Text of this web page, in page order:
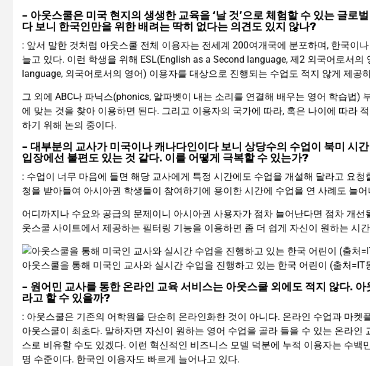
– 아웃스쿨은 미국 현지의 생생한 교육을 ‘날 것’으로 체험할 수 있는 글로
다 보니 한국인만을 위한 배려는 딱히 없다는 의견도 있지 않나?
: 앞서 말한 것처럼 아웃스쿨 전체 이용자는 전세계 200여개국에 분포하며, 한국이
늘고 있다. 이런 학생을 위해 ESL(English as a Second language, 제2 외국어로서의
language, 외국어로서의 영어) 이용자를 대상으로 진행되는 수업도 적지 않게 제공
그 외에 ABC나 파닉스(phonics, 알파벳이 내는 소리를 연결해 배우는 영어 학습법)
에 맞는 것을 찾아 이용하면 된다. 그리고 이용자의 국가에 따라, 혹은 나이에 따라
하기 위해 논의 중이다.
– 대부분의 교사가 미국이나 캐나다인이다 보니 상당수의 수업이 북미 시
입장에선 불편도 있는 것 같다. 이를 어떻게 극복할 수 있는가?
: 수업이 너무 마음에 들면 해당 교사에게 특정 시간에도 수업을 개설해 달라고 요
청을 받아들여 아시아권 학생들이 참여하기에 용이한 시간에 수업을 연 사례도 늘어
어디까지나 수요와 공급의 문제이니 아시아권 사용자가 점차 늘어난다면 점차 개
웃스쿨 사이트에서 제공하는 필터링 기능을 이용하면 좀 더 쉽게 자신이 원하는 시
아웃스쿨을 통해 미국인 교사와 실시간 수업을 진행하고 있는 한국 어린이 (출처=IT
– 원어민 교사를 통한 온라인 교육 서비스는 아웃스쿨 외에도 적지 않다.
라고 할 수 있을까?
: 아웃스쿨은 기존의 어학원을 단순히 온라인화한 것이 아니다. 온라인 수업과 마켓
아웃스쿨이 최초다. 말하자면 자신이 원하는 영어 수업을 골라 들을 수 있는 온라인 교
스로 비유할 수도 있겠다. 이런 혁신적인 비즈니스 모델 덕분에 누적 이용자는 수백
명 수준이다. 한국인 이용자도 빠르게 늘어나고 있다.